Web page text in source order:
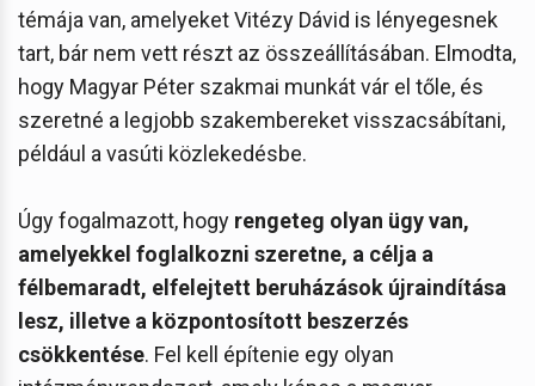
témája van, amelyeket Vitézy Dávid is lényegesnek
tart, bár nem vett részt az összeállításában. Elmodta,
hogy Magyar Péter szakmai munkát vár el tőle, és
szeretné a legjobb szakembereket visszacsábítani,
például a vasúti közlekedésbe.
Úgy fogalmazott, hogy rengeteg olyan ügy van,
amelyekkel foglalkozni szeretne, a célja a
félbemaradt, elfelejtett beruházások újraindítása
lesz, illetve a központosított beszerzés
csökkentése. Fel kell építenie egy olyan